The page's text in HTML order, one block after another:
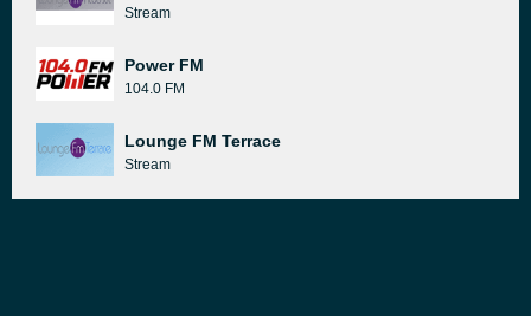
Stream
Power FM
104.0 FM
Lounge FM Terrace
Stream